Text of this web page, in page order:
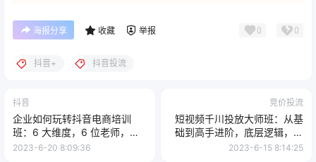
海报分享 收藏 举报 0 0
抖音+ 抖音投流
抖音
企业如何玩转抖音电商培训
班：6 大维度，6 位老师，线
上揭秘抖音商家入局 SOP
2023-6-20 8:09:36
竞价投流
短视频千川投放大师班：从基
础到高手进阶，底层逻辑，高
效投放「 15 节」
2023-6-15 8:14:25